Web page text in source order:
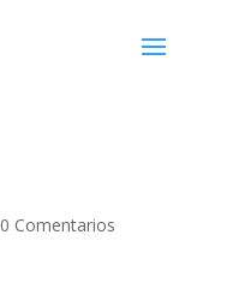
0 Comentarios